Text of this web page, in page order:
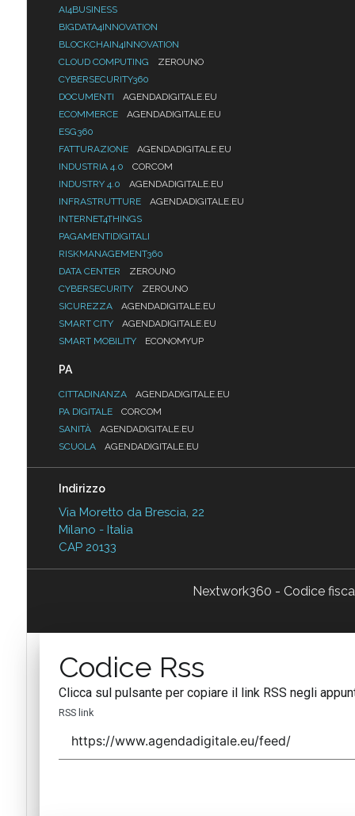
AI4BUSINESS
BIGDATA4INNOVATION
BLOCKCHAIN4INNOVATION
CLOUD COMPUTING
ZEROUNO
CYBERSECURITY360
DOCUMENTI
AGENDADIGITALE.EU
ECOMMERCE
AGENDADIGITALE.EU
ESG360
FATTURAZIONE
AGENDADIGITALE.EU
INDUSTRIA 4.0
CORCOM
INDUSTRY 4.0
AGENDADIGITALE.EU
INFRASTRUTTURE
AGENDADIGITALE.EU
INTERNET4THINGS
PAGAMENTIDIGITALI
RISKMANAGEMENT360
DATA CENTER
ZEROUNO
CYBERSECURITY
ZEROUNO
SICUREZZA
AGENDADIGITALE.EU
SMART CITY
AGENDADIGITALE.EU
SMART MOBILITY
ECONOMYUP
PA
CITTADINANZA
AGENDADIGITALE.EU
PA DIGITALE
CORCOM
SANITÀ
AGENDADIGITALE.EU
SCUOLA
AGENDADIGITALE.EU
Indirizzo
Via Moretto da Brescia, 22
Milano - Italia
CAP 20133
Nextwork360 - Codice
Codice Rss
Clicca sul pulsante per copiare il link RSS negli
RSS link